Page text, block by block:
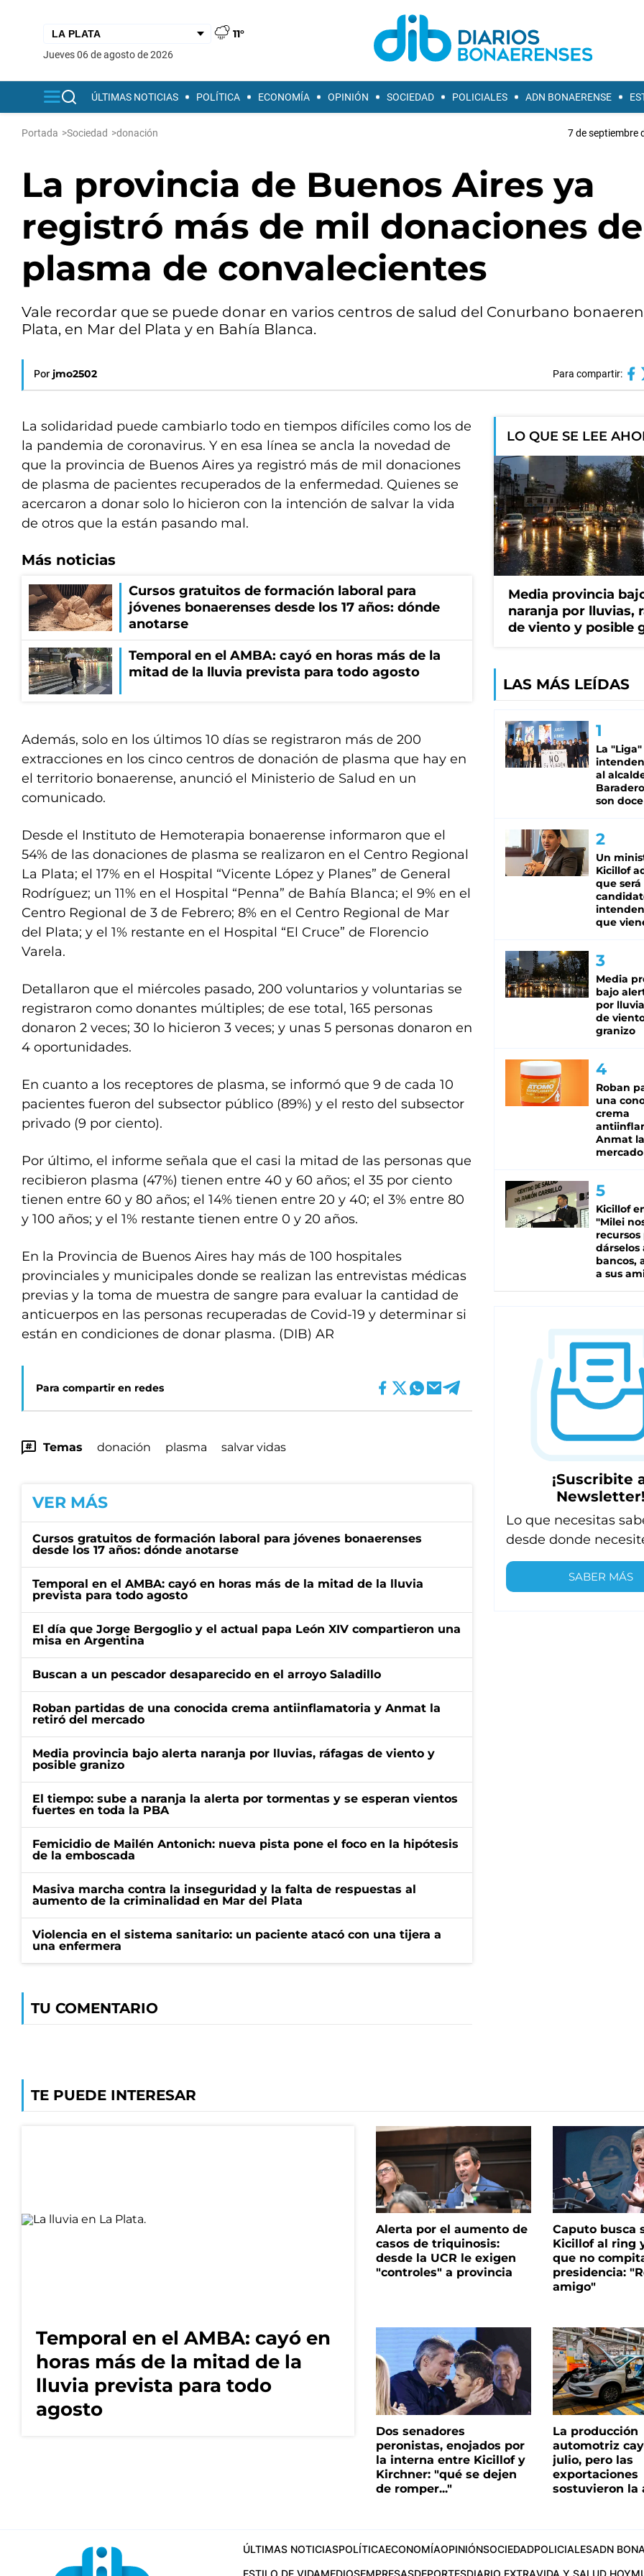
11°
jueves 06 de agosto de 2026
ÚLTIMAS NOTICIAS POLÍTICA ECONOMÍA OPINIÓN SOCIEDAD POLICIALES ADN BONAERENSE
Portada >Sociedad >donación 7 de septiembre
La provincia de Buenos Aires ya
registró más de mil donaciones de
plasma de convalecientes
Vale recordar que se puede donar en varios centros de salud del Conurbano
Plata, en Mar del Plata y en Bahía Blanca.
Por jmo2502 Para compartir:
La solidaridad puede cambiarlo todo en tiempos difíciles como los de
la pandemia de coronavirus. Y en esa línea se ancla la novedad de
que la provincia de Buenos Aires ya registró más de mil donaciones
de plasma de pacientes recuperados de la enfermedad. Quienes se
acercaron a donar solo lo hicieron con la intención de salvar la vida
de otros que la están pasando mal.
Más noticias
Cursos gratuitos de formación laboral para
jóvenes bonaerenses desde los 17 años: dónde
anotarse
Temporal en el AMBA: cayó en horas más de la
mitad de la lluvia prevista para todo agosto
Además, solo en los últimos 10 días se registraron más de 200
extracciones en los cinco centros de donación de plasma que hay en
el territorio bonaerense, anunció el Ministerio de Salud en un
comunicado.
Desde el Instituto de Hemoterapia bonaerense informaron que el
54% de las donaciones de plasma se realizaron en el Centro Regional
La Plata; el 17% en el Hospital “Vicente López y Planes” de General
Rodríguez; un 11% en el Hospital “Penna” de Bahía Blanca; el 9% en el
Centro Regional de 3 de Febrero; 8% en el Centro Regional de Mar
del Plata; y el 1% restante en el Hospital “El Cruce” de Florencio
Varela.
Detallaron que el miércoles pasado, 200 voluntarios y voluntarias se
registraron como donantes múltiples; de ese total, 165 personas
donaron 2 veces; 30 lo hicieron 3 veces; y unas 5 personas donaron en
4 oportunidades.
En cuanto a los receptores de plasma, se informó que 9 de cada 10
pacientes fueron del subsector público (89%) y el resto del subsector
privado (9 por ciento).
Por último, el informe señala que el casi la mitad de las personas que
recibieron plasma (47%) tienen entre 40 y 60 años; el 35 por ciento
tienen entre 60 y 80 años; el 14% tienen entre 20 y 40; el 3% entre 80
y 100 años; y el 1% restante tienen entre 0 y 20 años.
En la Provincia de Buenos Aires hay más de 100 hospitales
provinciales y municipales donde se realizan las entrevistas médicas
previas y la toma de muestra de sangre para evaluar la cantidad de
anticuerpos en las personas recuperadas de Covid-19 y determinar si
están en condiciones de donar plasma. (DIB) AR
Para compartir en redes
Temas donación plasma salvar vidas
VER MÁS
Cursos gratuitos de formación laboral para jóvenes bonaerenses
desde los 17 años: dónde anotarse
Temporal en el AMBA: cayó en horas más de la mitad de la lluvia
prevista para todo agosto
El día que Jorge Bergoglio y el actual papa León XIV compartieron una
misa en Argentina
Buscan a un pescador desaparecido en el arroyo Saladillo
Roban partidas de una conocida crema antiinflamatoria y Anmat la
retiró del mercado
Media provincia bajo alerta naranja por lluvias, ráfagas de viento y
posible granizo
El tiempo: sube a naranja la alerta por tormentas y se esperan vientos
fuertes en toda la PBA
Femicidio de Mailén Antonich: nueva pista pone el foco en la hipótesis
de la emboscada
Masiva marcha contra la inseguridad y la falta de respuestas al
aumento de la criminalidad en Mar del Plata
Violencia en el sistema sanitario: un paciente atacó con una tijera a
una enfermera
TU COMENTARIO
LO QUE SE LEE
Media provincia
naranja por lluvias,
de viento y posible
LAS MÁS LEÍDAS
La
al
son doce
Un
Kicillof
que será
que
Media
bajo
por
de
granizo
Roban
una
crema
Anmat
mercado
Kicillof
"Milei
recursos
dárselos
bancos,
a sus
¡Suscribite
Newsletter!
Lo que necesitas
desde donde
SABER MÁS
TE PUEDE INTERESAR
Temporal en el AMBA: cayó en
horas más de la mitad de la
lluvia prevista para todo
agosto
Alerta por el aumento de
casos de triquinosis:
desde la UCR le exigen
"controles" a provincia
Caputo busca
Kicillof al ring
que no
presidencia:
amigo"
Dos senadores
peronistas, enojados por
la interna entre Kicillof y
Kirchner: "qué se dejen
de romper..."
La producción
automotriz
julio, pero las
exportaciones
sostuvieron la
ÚLTIMAS NOTICIASPOLÍTICAECONOMÍAOPINIÓNSOCIEDADPOLICIALESADN
ESTILO DE VIDAMEDIOSEMPRESASDEPORTESDIARIO EXTRAVIDA Y SALUD HOY